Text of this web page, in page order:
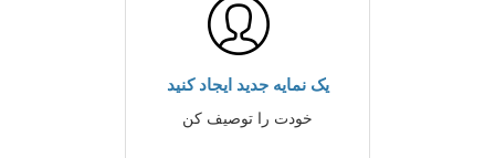
یک نمایه جدید ایجاد کنید
خودت را توصیف کن